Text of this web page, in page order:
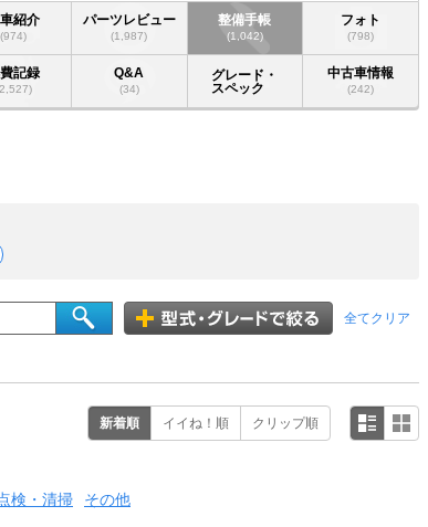
紹介
(974)
パーツレビュー
(1,987)
整備手帳
(1,042)
フォト
(798)
記録 Q&A
(34)
グレード・
スペック
中古車情報
(242)
全てクリア
新着順 イイね！順 クリップ順
検・清掃 その他